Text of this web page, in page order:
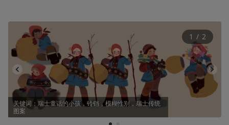
关键词：瑞士童话的小孩，铃铛，模糊性别，瑞士传统
图案
1 / 2